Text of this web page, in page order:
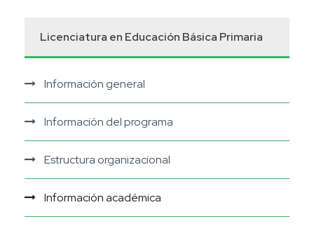
Licenciatura en Educación Básica Primaria
Información general
Información del programa
Estructura organizacional
Información académica